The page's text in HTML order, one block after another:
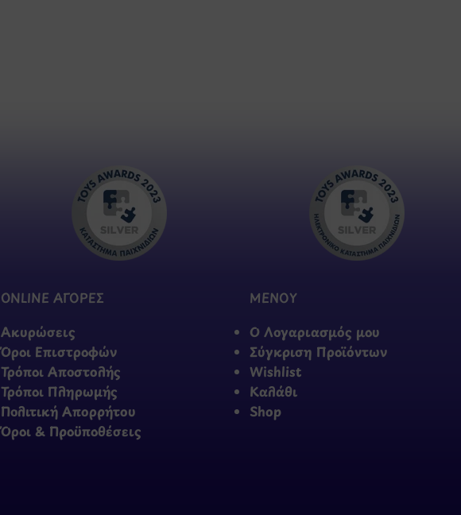
ONLINE ΑΓΟΡΕΣ
Ακυρώσεις
Όροι Επιστροφών
Τρόποι Αποστολής
Τρόποι Πληρωμής
Πολιτική Απορρήτου
Όροι & Προϋποθέσεις
ΜΕΝΟΥ
Ο Λογαριασμός μου
Σύγκριση Προϊόντων
Wishlist
Καλάθι
Shop